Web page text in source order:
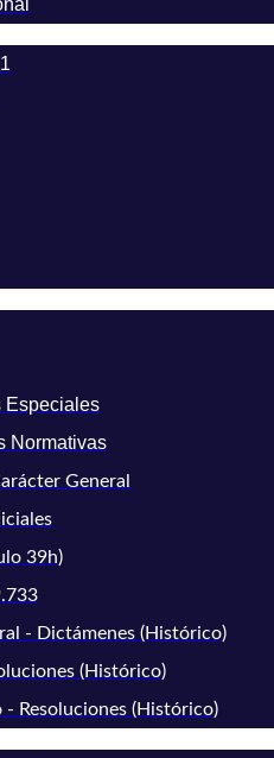
Especiales
Normativas
General
39h)
- Dictámenes (Histórico)
(Histórico)
- Resoluciones (Histórico)